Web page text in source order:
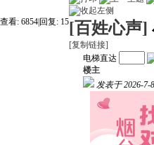
查看: 6854 回复: 15[百姓心声]
[复制链接]
电梯直达
楼主
发表于 2026-7-